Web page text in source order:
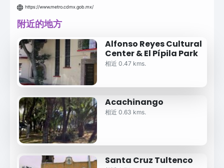
https://www.metro.cdmx.gob.mx/
附近的地方
Alfonso Reyes Cultural
Center & El Pípila Park
相近 0.47 kms.
Acachinango
相近 0.63 kms.
Santa Cruz Tultenco